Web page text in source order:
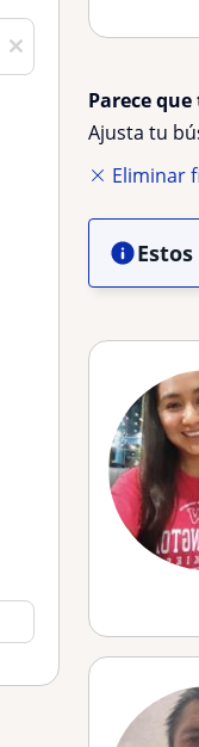
Parece
Ajusta tu
Eliminar